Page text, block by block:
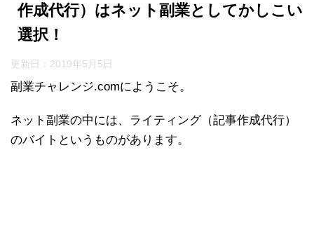
作成代行）はネット副業としてかしこい
選択！
更新日： 2019年5月5日
副業チャレンジ.comにようこそ。
ネット副業の中には、ライティング（記事作成代行）
のバイトというものがあります。